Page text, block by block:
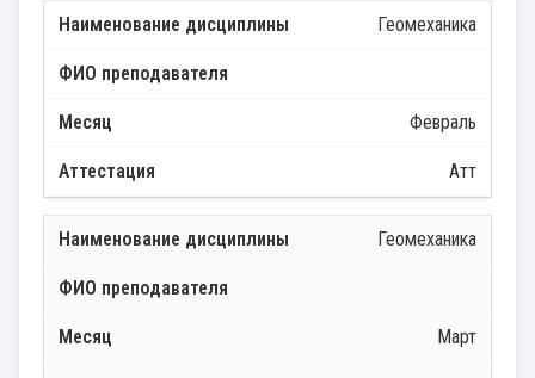
Геомеханика
Февраль
Атт
Геомеханика
Март